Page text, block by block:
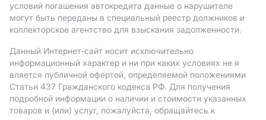
условий погашения автокредита данные о нарушителе
могут быть переданы в специальный реестр должников и
коллекторское агентство для взыскания задолженности.
Данный Интернет-сайт носит исключительно
информационный характер и ни при каких условиях не я
вляется публичной офертой, определяемой положениями
Статьи 437 Гражданского кодекса РФ. Для получения
подробной информации о наличии и стоимости указанных
товаров и (или) услуг, пожалуйста, обращайтесь к